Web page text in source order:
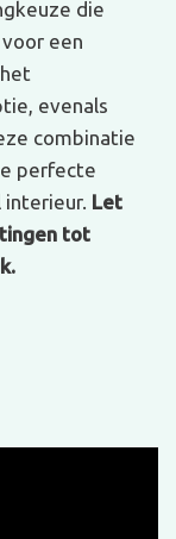
die
een
evenals
combinatie
perfecte
Let
tot